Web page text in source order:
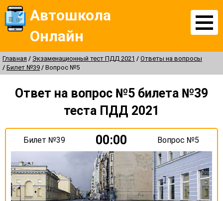
Автошкола
Онлайн
Главная Экзаменационный тест ПДД 2021
Ответы на вопросы
Билет №39
Вопрос №5
Ответ на вопрос №5 билета №39
теста ПДД 2021
Билет №39 00:00 Вопрос №5